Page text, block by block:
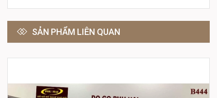
SẢN PHẨM LIÊN QUAN